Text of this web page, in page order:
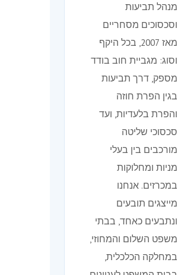
מנהל תביעות
וסכסוכים מסחריים
מאז 2007, בכל היקף
וסוג: מגביית חוב בודד
מספק, דרך תביעות
בגין הפרת חוזה
והפרת בלעדיות, ועד
סכסוכי שליטה
מורכבים בין בעלי
מניות ומחלוקות
במכרזים. אנחנו
מייצגים תובעים
ונתבעים כאחד, בבתי
משפט השלום והמחוזי,
במחלקה הכלכלית,